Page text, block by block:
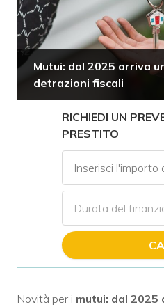
Mutui: dal 2025 arriva
detrazioni fiscali
RICHIEDI UN
PRESTITO
Novità per i mutui: dal 2025